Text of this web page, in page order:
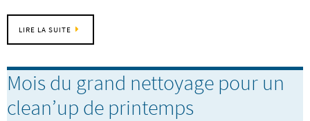
LIRE LA SUITE
Mois du grand nettoyage pour un
clean’up de printemps